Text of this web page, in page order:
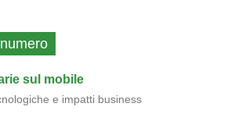
WebCenter